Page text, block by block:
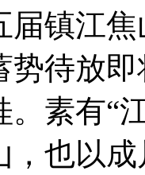
届镇江
势待放
。素有“
，也以